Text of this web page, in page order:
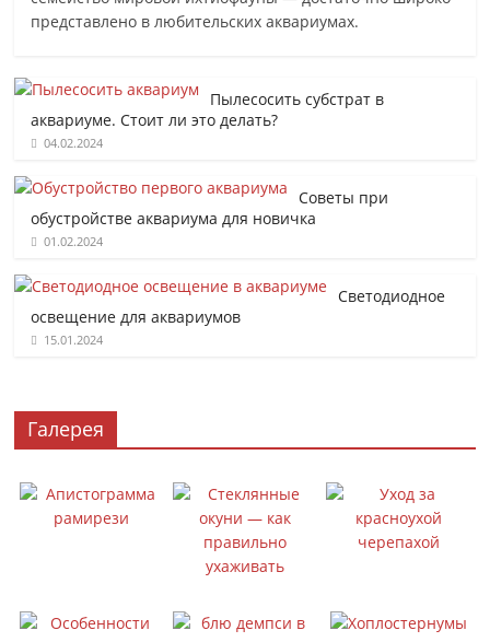
представлено в любительских аквариумах.
Пылесосить субстрат в
аквариуме. Стоит ли это делать?
04.02.2024
Советы при
обустройстве аквариума для новичка
01.02.2024
Светодиодное
освещение для аквариумов
15.01.2024
Галерея